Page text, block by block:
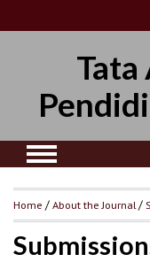
Tata
Home /About the Journal/